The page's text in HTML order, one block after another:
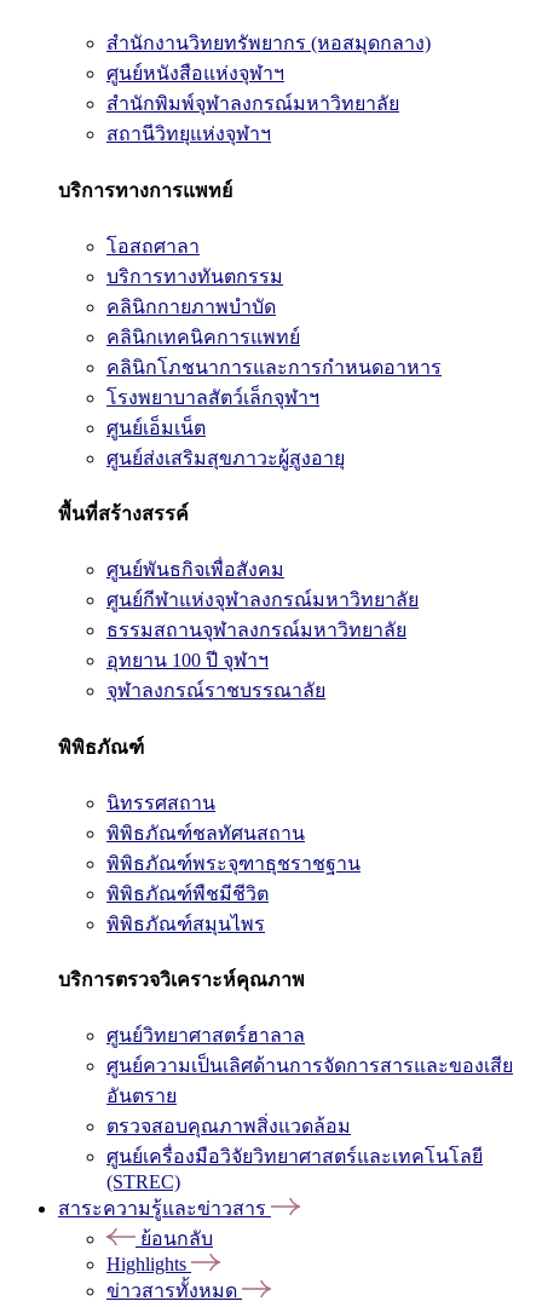
สำนักงานวิทยทรัพยากร (หอสมุดกลาง)
ศูนย์หนังสือแห่งจุฬาฯ
สำนักพิมพ์จุฬาลงกรณ์มหาวิทยาลัย
สถานีวิทยุแห่งจุฬาฯ
บริการทางการแพทย์
โอสถศาลา
บริการทางทันตกรรม
คลินิกกายภาพบำบัด
คลินิกเทคนิคการแพทย์
คลินิกโภชนาการและการกำหนดอาหาร
โรงพยาบาลสัตว์เล็กจุฬาฯ
ศูนย์เอ็มเน็ต
ศูนย์ส่งเสริมสุขภาวะผู้สูงอายุ
พื้นที่สร้างสรรค์
ศูนย์พันธกิจเพื่อสังคม
ศูนย์กีฬาแห่งจุฬาลงกรณ์มหาวิทยาลัย
ธรรมสถานจุฬาลงกรณ์มหาวิทยาลัย
อุทยาน 100 ปี จุฬาฯ
จุฬาลงกรณ์ราชบรรณาลัย
พิพิธภัณฑ์
นิทรรศสถาน
พิพิธภัณฑ์ชลทัศนสถาน
พิพิธภัณฑ์พระจุฑาธุชราชฐาน
พิพิธภัณฑ์พืชมีชีวิต
พิพิธภัณฑ์สมุนไพร
บริการตรวจวิเคราะห์คุณภาพ
ศูนย์วิทยาศาสตร์ฮาลาล
ศูนย์ความเป็นเลิศด้านการจัดการสารและของเสีย
อันตราย
ตรวจสอบคุณภาพสิ่งแวดล้อม
ศูนย์เครื่องมือวิจัยวิทยาศาสตร์และเทคโนโลยี
(STREC)
สาระความรู้และข่าวสาร
ย้อนกลับ
Highlights
ข่าวสารทั้งหมด